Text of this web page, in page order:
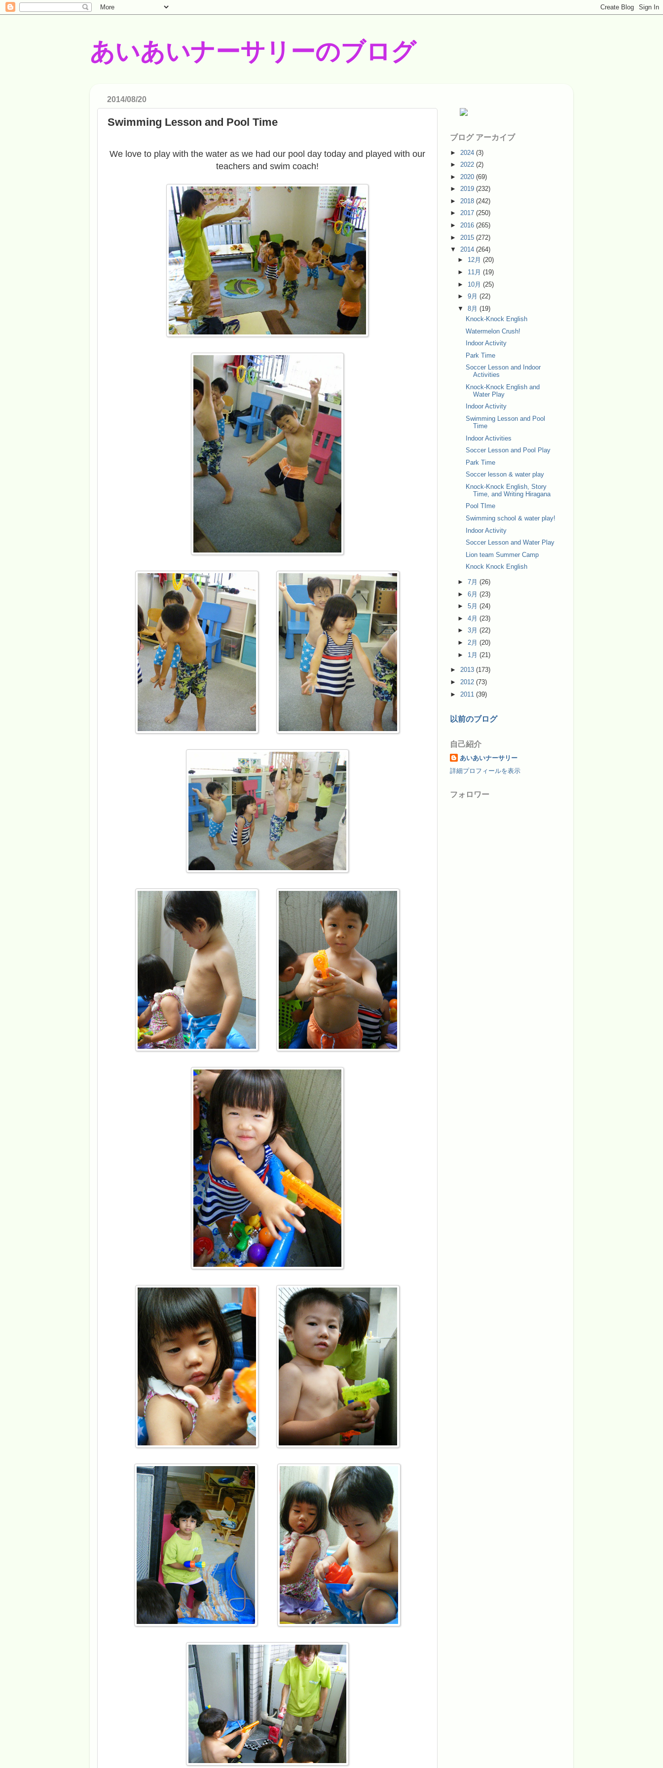
あいあいナーサリーのブログ
2014/08/20
Swimming Lesson and Pool Time
We love to play with the water as we had our pool day today and played with our
teachers and swim coach!
ブログ アーカイブ
► 2024 (3)
► 2022 (2)
► 2020 (69)
► 2019 (232)
► 2018 (242)
► 2017 (250)
► 2016 (265)
► 2015 (272)
▼ 2014 (264)
► 12月(20)
► 11月(19)
► 10月(25)
►9月(22)
▼8月(19)
Knock-Knock English
Watermelon Crush!
Indoor Activity
Park Time
Soccer Lesson and Indoor
Activities
Knock-Knock English and
Water Play
Indoor Activity
Swimming Lesson and Pool
Time
Indoor Activities
Soccer Lesson and Pool Play
Park Time
Soccer lesson & water play
Knock-Knock English, Story
Time, and Writing Hiragana
Pool TIme
Swimming school & water play!
Indoor Activity
Soccer Lesson and Water Play
Lion team Summer Camp
Knock Knock English
►7月(26)
►6月(23)
►5月(24)
►4月(23)
►3月(22)
► 2月(20)
► 1月(21)
► 2013 (173)
► 2012 (73)
► 2011 (39)
以前のブログ
自己紹介
あいあいナーサリー
詳細プロフィールを表示
フォロワー